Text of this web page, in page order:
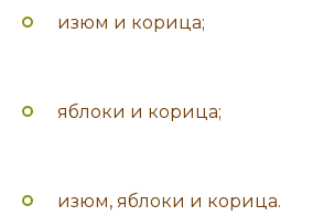
изюм и корица;
яблоки и корица;
изюм, яблоки и корица.